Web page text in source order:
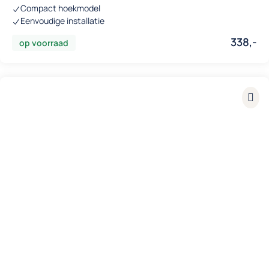
Compact hoekmodel
Eenvoudige installatie
op voorraad
338,-